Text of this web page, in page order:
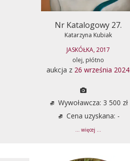
Nr Katalogowy 27.
Katarzyna Kubiak
JASKÓŁKA, 2017
olej, płótno
aukcja z 26 września 2024
Wywoławcza: 3 500 zł
Cena uzyskana: -
... więcej ...